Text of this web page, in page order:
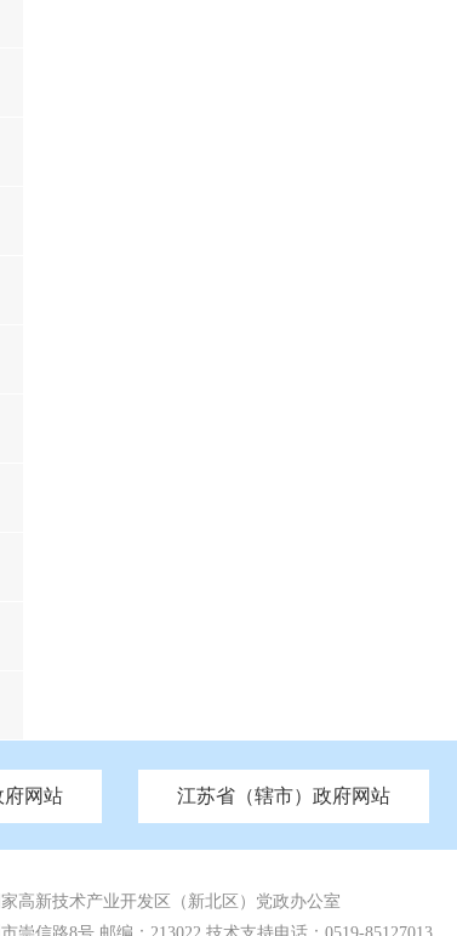
府网站
河南 河北 山西 辽宁 吉林 黑龙江
江苏省（辖市）政府网站
市政府 苏州市政府 无锡市政府 常州市政府
市教育局 市科技局 市民族宗教事务局 市公
审计局 市外事办 市生态环境局 市城管局
区人大 区政协 纪委
高新技术产业开发区（新北区）党政办公室